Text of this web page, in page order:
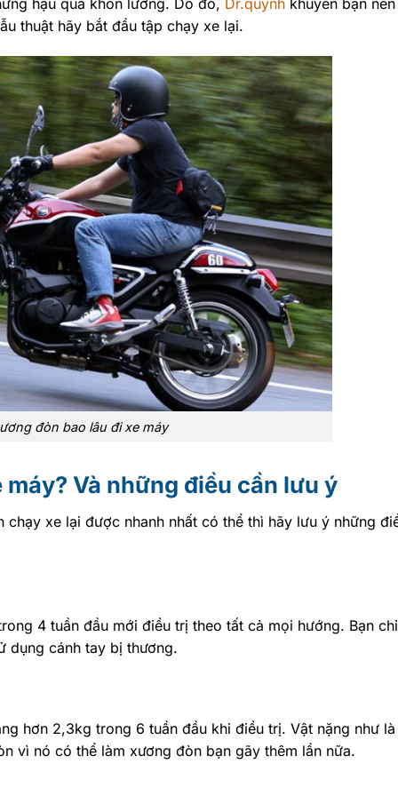
hậu quả khôn lường. Do đó, Dr.quynh khuyên bạn
thuật hãy bắt đầu tập chạy xe lại.
đòn bao lâu đi xe máy
Và những điều cần lưu ý
xe lại được nhanh nhất có thể thì hãy lưu ý những
4 tuần đầu mới điều trị theo tất cả mọi hướng. Bạn
dụng cánh tay bị thương.
hơn 2,3kg trong 6 tuần đầu khi điều trị. Vật nặng như
vì nó có thể làm xương đòn bạn gãy thêm lần nữa.